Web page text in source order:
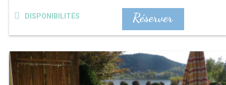
Réserver
DISPONIBILITÉS